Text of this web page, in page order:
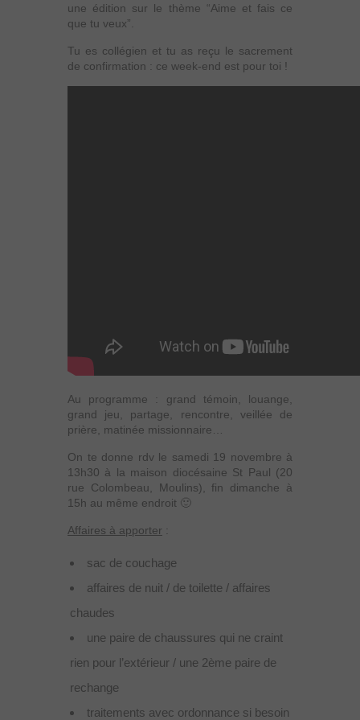
une édition sur le thème “Aime et fais ce
que tu veux”.
Tu es collégien et tu as reçu le sacrement
de confirmation : ce week-end est pour toi !
Au programme : grand témoin, louange,
grand jeu, partage, rencontre, veillée de
prière, matinée missionnaire…
On te donne rdv le samedi 19 novembre à
13h30 à la maison diocésaine St Paul (20
rue Colombeau, Moulins), fin dimanche à
15h au même endroit 🙂
Affaires à apporter :
sac de couchage
affaires de nuit / de toilette / affaires
chaudes
une paire de chaussures qui ne craint
rien pour l’extérieur / une 2ème paire de
rechange
traitements avec ordonnance si besoin